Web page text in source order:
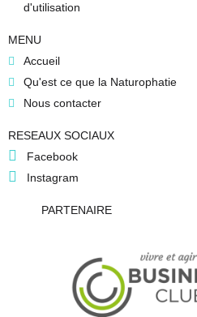
d'utilisation
MENU
Accueil
Qu'est ce que la Naturophatie
Nous contacter
RESEAUX SOCIAUX
Facebook
Instagram
PARTENAIRE